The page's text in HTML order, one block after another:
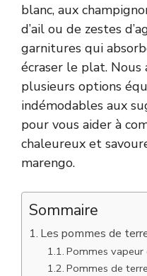
blanc, aux
d’ail ou de zestes
garnitures qui
écraser le plat. Nous
plusieurs options
indémodables aux
pour vous aider à
chaleureux et
marengo.
Sommaire
Les pommes de
Pommes vapeur
Pommes de